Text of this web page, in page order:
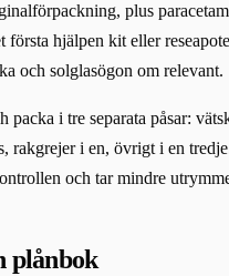
plus
första hjälpen kit eller
och solglasögon om relevant.
packa i tre separata påsar:
rakgrejer i en, övrigt i en
och tar mindre
plånbok